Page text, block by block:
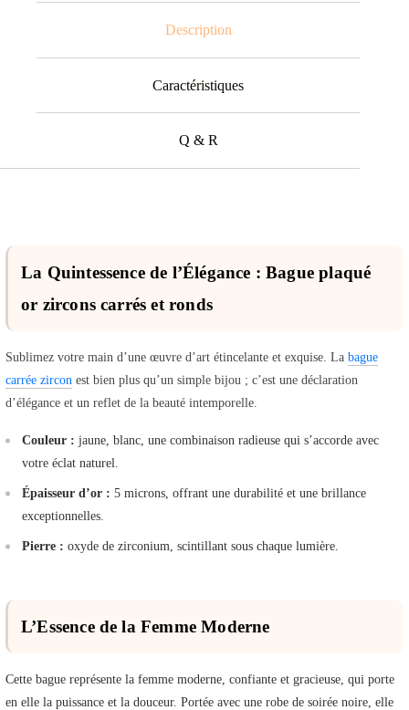
Description
Caractéristiques
Q & R
La Quintessence de l’Élégance : Bague plaqué
or zircons carrés et ronds
Sublimez votre main d’une œuvre d’art étincelante et exquise. La bague
carrée zircon est bien plus qu’un simple bijou ; c’est une déclaration
d’élégance et un reflet de la beauté intemporelle.
Couleur : jaune, blanc, une combinaison radieuse qui s’accorde avec
votre éclat naturel.
Épaisseur d’or : 5 microns, offrant une durabilité et une brillance
exceptionnelles.
Pierre : oxyde de zirconium, scintillant sous chaque lumière.
L’Essence de la Femme Moderne
Cette bague représente la femme moderne, confiante et gracieuse, qui porte
en elle la puissance et la douceur. Portée avec une robe de soirée noire, elle